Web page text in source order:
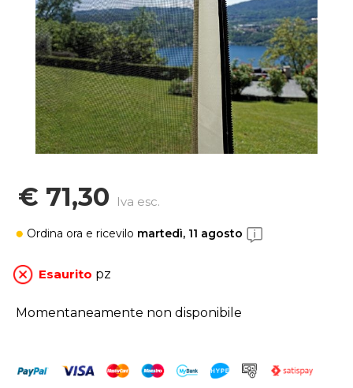
€ 71,30 Iva esc.
Ordina ora e ricevilo martedì, 11 agosto
Esaurito pz
Momentaneamente non disponibile